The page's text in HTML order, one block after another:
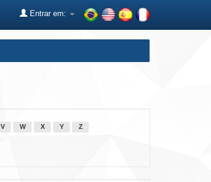
Entrar em:
V W X Y Z